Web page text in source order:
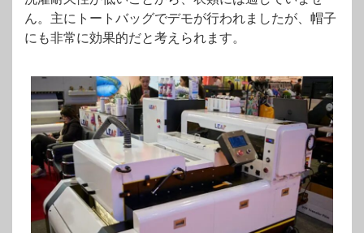
ん。主にトートバッグでデモが行われましたが、帽子
にも非常に効果的だと考えられます。